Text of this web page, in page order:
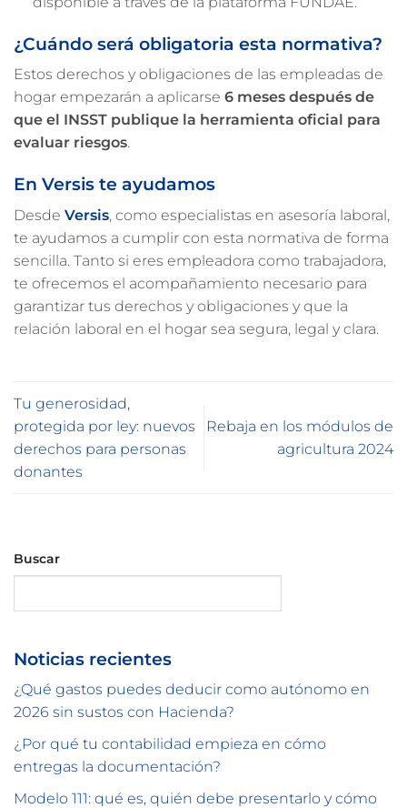
¿Cuándo será obligatoria esta normativa?
Estos derechos y obligaciones de las empleadas de
hogar empezarán a aplicarse 6 meses después de
que el INSST publique la herramienta oficial para
evaluar riesgos.
En Versis te ayudamos
Desde Versis, como especialistas en asesoría laboral,
te ayudamos a cumplir con esta normativa de forma
sencilla. Tanto si eres empleadora como trabajadora,
te ofrecemos el acompañamiento necesario para
garantizar tus derechos y obligaciones y que la
relación laboral en el hogar sea segura, legal y clara.
Tu generosidad,
protegida por ley: nuevos
derechos para personas
donantes
Rebaja en los módulos de
agricultura 2024
Buscar
Noticias recientes
¿Qué gastos puedes deducir como autónomo en
2026 sin sustos con Hacienda?
¿Por qué tu contabilidad empieza en cómo
entregas la documentación?
Modelo 111: qué es, quién debe presentarlo y cómo